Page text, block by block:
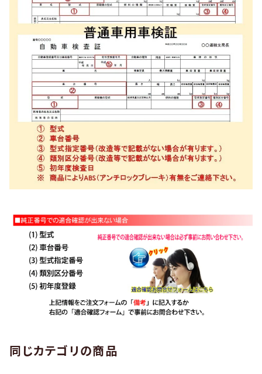
同じカテゴリの商品